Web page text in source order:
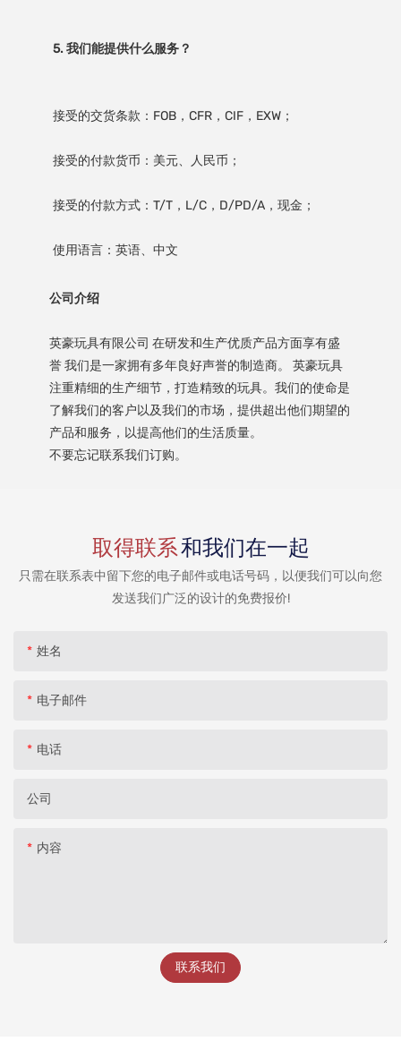
公司介绍
英豪玩具有限公司 在研发和生产优质产品方面享有盛
誉 我们是一家拥有多年良好声誉的制造商。 英豪玩具
注重精细的生产细节，打造精致的玩具。我们的使命是
了解我们的客户以及我们的市场，提供超出他们期望的
产品和服务，以提高他们的生活质量。
不要忘记联系我们订购。
取得联系和我们在一起
只需在联系表中留下您的电子邮件或电话号码，以便我们可以向您
发送我们广泛的设计的免费报价!
姓名
电子邮件
电话
公司
内容
联系我们